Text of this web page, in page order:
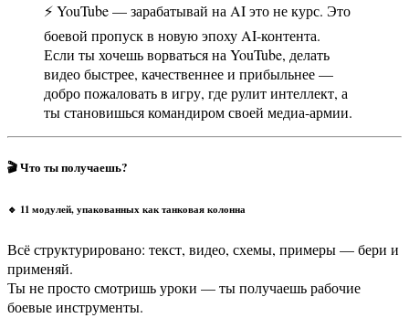
⚡ YouTube — зарабатывай на AI это не курс. Это
боевой пропуск в новую эпоху AI-контента.
Если ты хочешь ворваться на YouTube, делать
видео быстрее, качественнее и прибыльнее —
добро пожаловать в игру, где рулит интеллект, а
ты становишься командиром своей медиа-армии.
🎬 Что ты получаешь?
🔹 11 модулей, упакованных как танковая колонна
Всё структурировано: текст, видео, схемы, примеры — бери и
применяй.
Ты не просто смотришь уроки — ты получаешь рабочие
боевые инструменты.